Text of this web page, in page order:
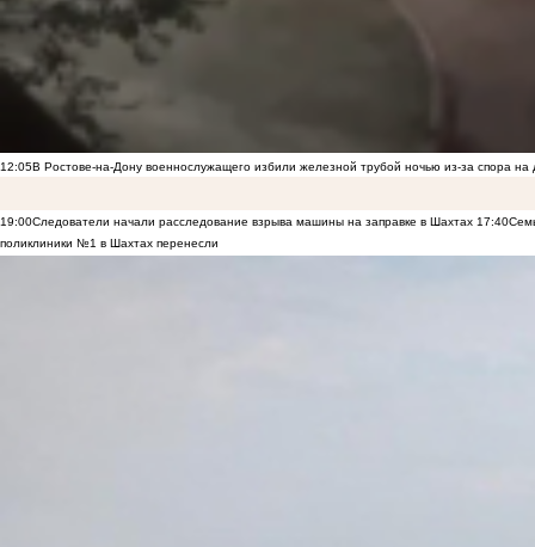
12:05В Ростове-на-Дону военнослужащего избили железной трубой ночью из-за спора на
19:00Следователи начали расследование взрыва машины на заправке в Шахтах 17:40
поликлиники №1 в Шахтах перенесли